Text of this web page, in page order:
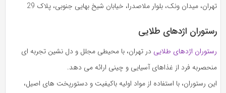
تهران، میدان ونک، بلوار ملاصدرا، خیابان شیخ بهایی جنوبی، پلاک 29
رستوران اژدهای طلایی
رستوران اژدهای طلایی در تهران، با محیطی مجلل و دل‌ نشین تجربه‌ ای
منحصربه‌ فرد از غذاهای آسیایی و چینی ارائه می‌ دهد.
این رستوران، با استفاده از مواد اولیه باکیفیت و دستورپخت‌ های اصیل،